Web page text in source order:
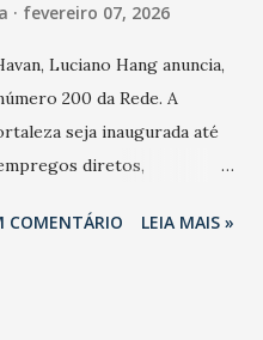
fevereiro 07, 2026
Luciano Hang anuncia,
200 da Rede. A
seja inaugurada até
diretos,
oficialmente, mas
COMENTÁRIO LEIA MAIS »